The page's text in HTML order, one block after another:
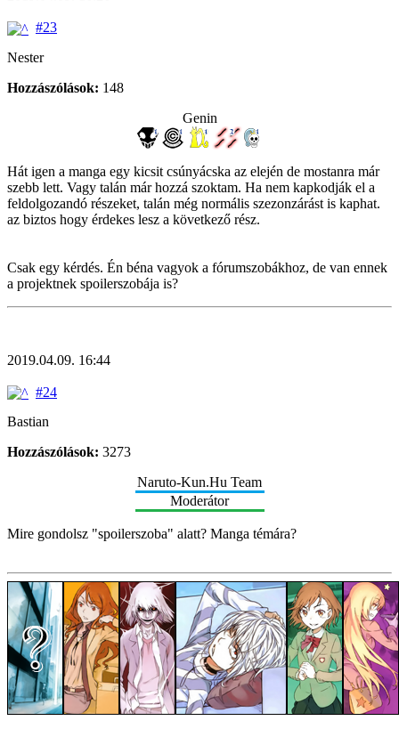
#23
Nester
Hozzászólások: 148
Genin
Hát igen a manga egy kicsit csúnyácska az elején de mostanra már
szebb lett. Vagy talán már hozzá szoktam. Ha nem kapkodják el a
feldolgozandó részeket, talán még normális szezonzárást is kaphat.
az biztos hogy érdekes lesz a következő rész.
Csak egy kérdés. Én béna vagyok a fórumszobákhoz, de van ennek
a projektnek spoilerszobája is?
2019.04.09. 16:44
#24
Bastian
Hozzászólások: 3273
Naruto-Kun.Hu Team
Moderátor
Mire gondolsz "spoilerszoba" alatt? Manga témára?